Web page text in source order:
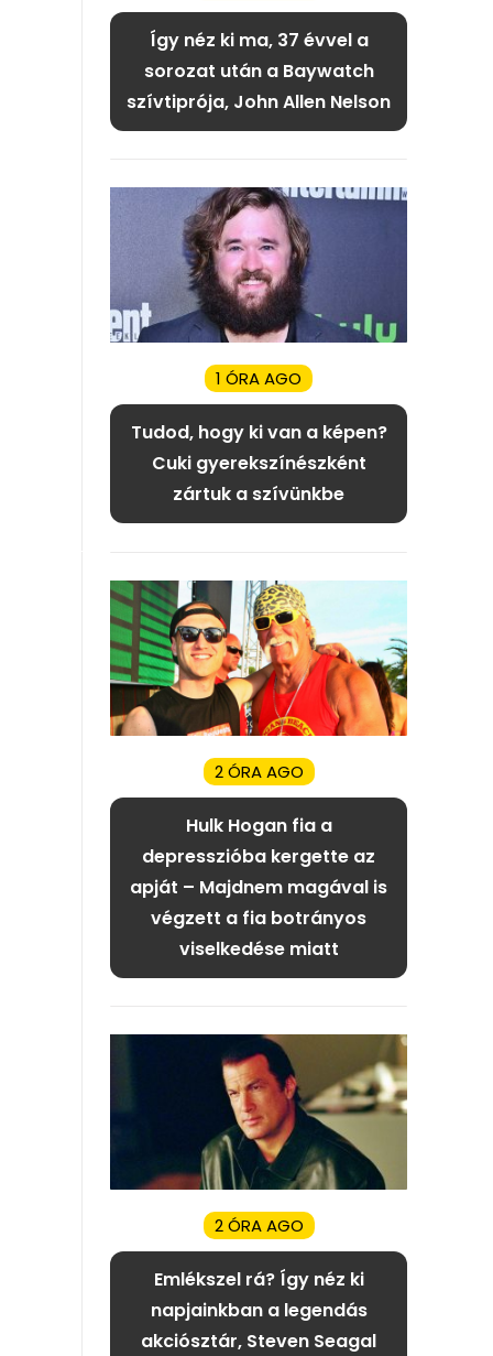
Így néz ki ma, 37 évvel a
sorozat után a Baywatch
szívtiprója, John Allen Nelson
1 ÓRA AGO
Tudod, hogy ki van a képen?
Cuki gyerekszínészként
zártuk a szívünkbe
2 ÓRA AGO
Hulk Hogan fia a
depresszióba kergette az
apját – Majdnem magával is
végzett a fia botrányos
viselkedése miatt
2 ÓRA AGO
Emlékszel rá? Így néz ki
napjainkban a legendás
akciósztár, Steven Seagal